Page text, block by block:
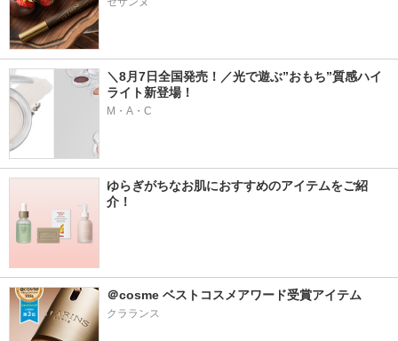
＼8月7日全国発売！／光で遊ぶ”おもち”質感ハイ
ライト新登場！
M・A・C
ゆらぎがちなお肌におすすめのアイテムをご紹
介！
＠cosme ベストコスメアワード受賞アイテム
クラランス